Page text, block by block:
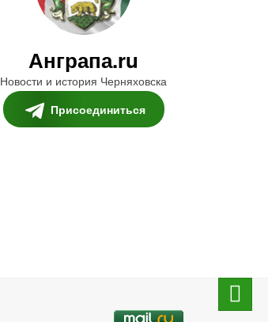
Анграпа.ru
Новости и история Черняховска
Присоединиться